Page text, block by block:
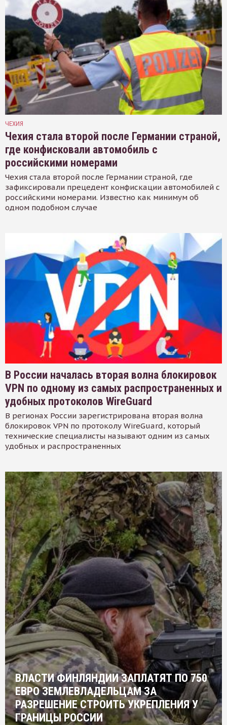
ЧЕХИЯ
Чехия стала второй после Германии страной,
где конфисковали автомобиль с
российскими номерами
Чехия стала второй после Германии страной, где
зафиксировали прецедент конфискации автомобилей с
российскими номерами. Известно как минимум об
одном подобном случае
В России началась вторая волна блокировок
VPN по одному из самых распространенных и
удобных протоколов WireGuard
В регионах России зарегистрирована вторая волна
блокировок VPN по протоколу WireGuard, который
технические специалисты называют одним из самых
удобных и распространенных
ВЛАСТИ ФИНЛЯНДИИ ЗАПЛАТЯТ ПО 750
ЕВРО ЗЕМЛЕВЛАДЕЛЬЦАМ ЗА
РАЗРЕШЕНИЕ СТРОИТЬ УКРЕПЛЕНИЯ У
ГРАНИЦЫ РОССИИ